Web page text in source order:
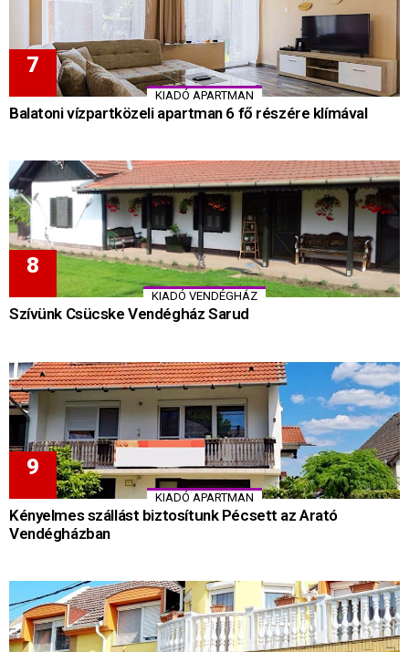
KIADÓ APARTMAN
Balatoni vízpartközeli apartman 6 fő részére klímával
KIADÓ VENDÉGHÁZ
Szívünk Csücske Vendégház Sarud
KIADÓ APARTMAN
Kényelmes szállást biztosítunk Pécsett az Arató
Vendégházban